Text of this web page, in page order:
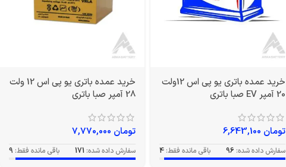
خرید عمده باتری یو پی اس 12ولت
20 آمپر EV صبا باتری
تومان
سفارش داده شده: 96 باقی مانده فقط: 4
خرید عمده باتری یو پی اس 12 ولت
28 آمپر صبا باتری
تومان
سفارش داده شده: 171 باقی مانده فقط: 9